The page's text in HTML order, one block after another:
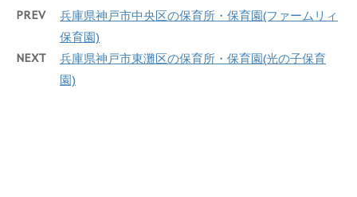
PREV
兵庫県神戸市中央区の保育所・保育園(ファームリィ
保育園)
NEXT
兵庫県神戸市東灘区の保育所・保育園(光の子保育
園)